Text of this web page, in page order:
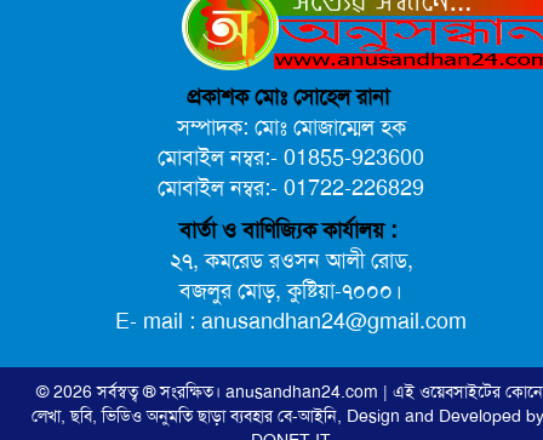
প্রকাশক মোঃ সোহেল রানা
সম্পাদক: মোঃ মোজাম্মেল হক
মোবাইল নম্বর:- 01855-923600
মোবাইল নম্বর:- 01722-226829
বার্তা ও বাণিজ্যিক কার্যালয় :
২৭, কমরেড রওসন আলী রোড,
বজলুর মোড়, কুষ্টিয়া-৭০০০।
E- mail : anusandhan24@gmail.com
© 2026 সর্বস্বত্ব ® সংরক্ষিত। anusandhan24.com | এই ওয়েবসাইটের
লেখা, ছবি, ভিডিও অনুমতি ছাড়া ব্যবহার বে-আইনি, Design and Developed